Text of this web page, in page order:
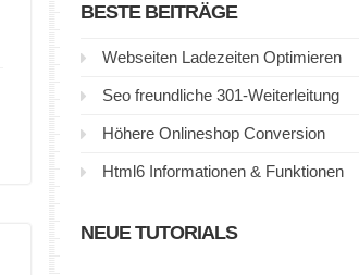
BESTE BEITRÄGE
Webseiten Ladezeiten Optimieren
Seo freundliche 301-Weiterleitung
Höhere Onlineshop Conversion
Html6 Informationen & Funktionen
NEUE TUTORIALS